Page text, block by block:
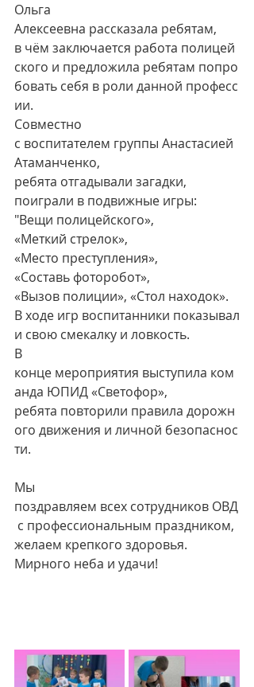
Ольга
Алексеевна рассказала ребятам,
в чём заключается работа полицей
ского и предложила ребятам попро
бовать себя в роли данной професс
ии.
Совместно
с воспитателем группы Анастасией
Атаманченко,
ребята отгадывали загадки,
поиграли в подвижные игры:
"Вещи полицейского»,
«Меткий стрелок»,
«Место преступления»,
«Составь фоторобот»,
«Вызов полиции», «Стол находок».
В ходе игр воспитанники показывал
и свою смекалку и ловкость.
В
конце мероприятия выступила ком
анда ЮПИД «Светофор»,
ребята повторили правила дорожн
ого движения и личной безопаснос
ти.
Мы
поздравляем всех сотрудников ОВД
с профессиональным праздником,
желаем крепкого здоровья.
Мирного неба и удачи!